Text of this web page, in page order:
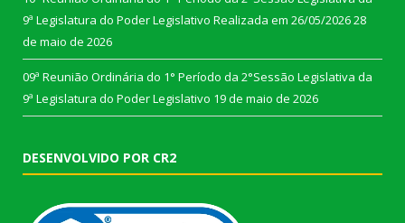
9ª Legislatura do Poder Legislativo Realizada em 26/05/202628
de maio de 2026
09ª Reunião Ordinária do 1° Período da 2°Sessão Legislativa da
9ª Legislatura do Poder Legislativo 19 de maio de 2026
DESENVOLVIDO POR CR2